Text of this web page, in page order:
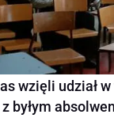
wzięli udział
byłym